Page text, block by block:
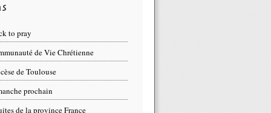
to pray
de Vie Chrétienne
de Toulouse
prochain
de la province France